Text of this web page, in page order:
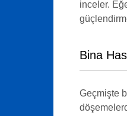
inceler.
Bina
Geçmişte